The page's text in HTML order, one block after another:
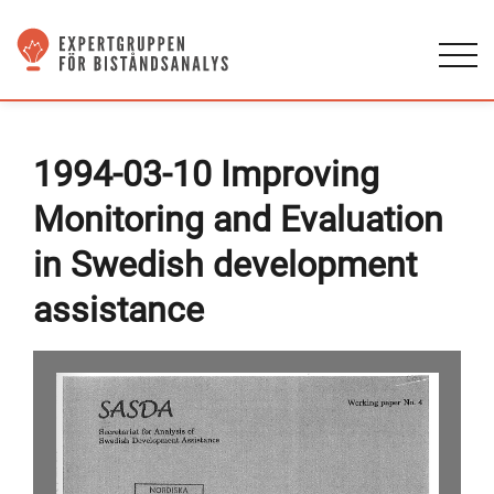
1994-03-10 Improving
Monitoring and Evaluation
in Swedish development
assistance